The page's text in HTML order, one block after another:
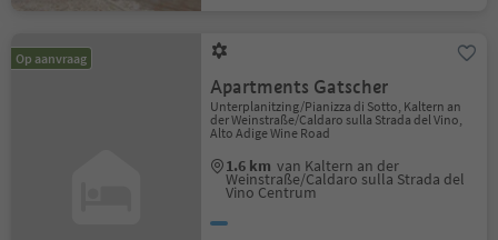
Op aanvraag
Apartments Gatscher
Unterplanitzing/Pianizza di Sotto, Kaltern an
der Weinstraße/Caldaro sulla Strada del Vino,
Alto Adige Wine Road
1.6 km van Kaltern an der
Weinstraße/Caldaro sulla Strada del
Vino Centrum